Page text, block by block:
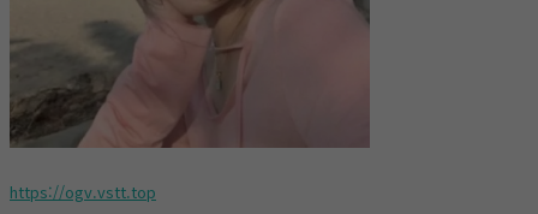
https://ogv.vstt.top